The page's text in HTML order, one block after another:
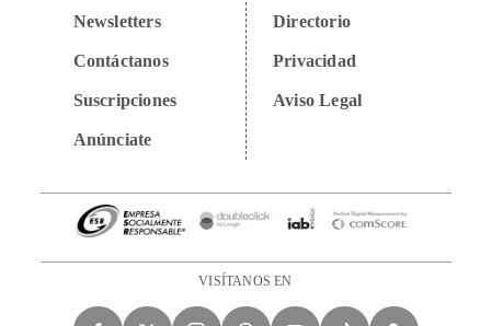
Newsletters
Contáctanos
Suscripciones
Anúnciate
Directorio
Privacidad
Aviso Legal
VISÍTANOS EN